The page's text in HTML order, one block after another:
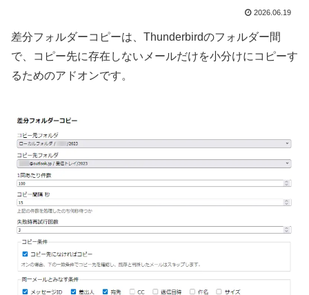
2026.06.19
差分フォルダーコピーは、Thunderbirdのフォルダー間
で、コピー先に存在しないメールだけを小分けにコピーす
るためのアドオンです。